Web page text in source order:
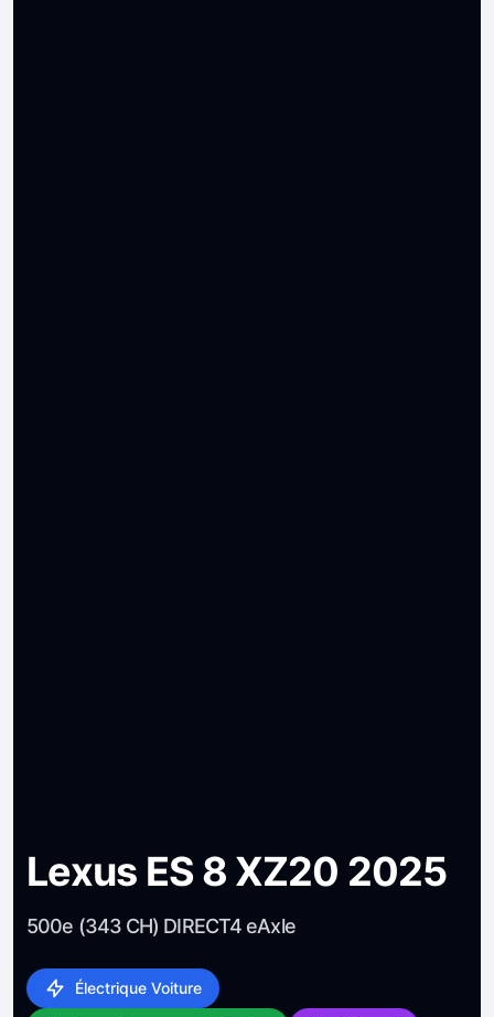
Lexus ES 8 XZ20 2025
500e (343 CH) DIRECT4 eAxle
Électrique Voiture